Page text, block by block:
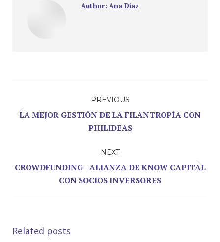
Author: Ana Diaz
PREVIOUS
Previous
post:
LA MEJOR GESTIÓN DE LA FILANTROPÍA CON
PHILIDEAS
NEXT
Next
post:
CROWDFUNDING—ALIANZA DE KNOW CAPITAL
CON SOCIOS INVERSORES
Related posts